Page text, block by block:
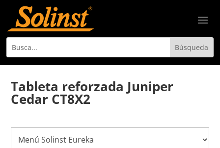
Tableta reforzada Juniper
Cedar CT8X2